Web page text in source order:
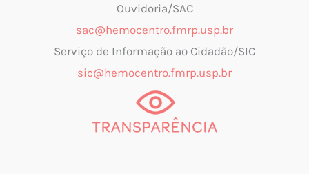
Ouvidoria/SAC
sac@hemocentro.fmrp.usp.br
Serviço de Informação ao Cidadão/SIC
sic@hemocentro.fmrp.usp.br